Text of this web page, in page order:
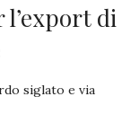
di
siglato e via